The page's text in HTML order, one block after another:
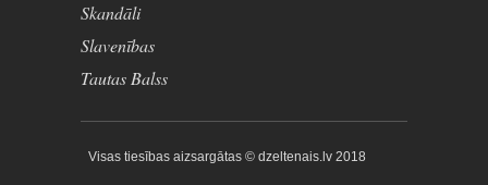
Skandāli
Slavenības
Tautas Balss
Visas tiesības aizsargātas © dzeltenais.lv 2018